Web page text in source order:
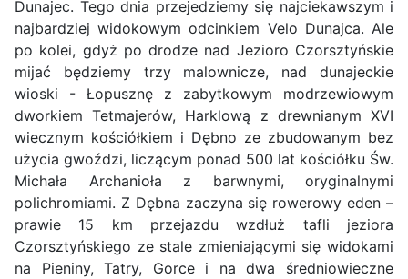
Dunajec. Tego dnia przejedziemy się najciekawszym i
najbardziej widokowym odcinkiem Velo Dunajca. Ale
po kolei, gdyż po drodze nad Jezioro Czorsztyńskie
mijać będziemy trzy malownicze, nad dunajeckie
wioski - Łopusznę z zabytkowym modrzewiowym
dworkiem Tetmajerów, Harklową z drewnianym XVI
wiecznym kościółkiem i Dębno ze zbudowanym bez
użycia gwoździ, liczącym ponad 500 lat kościółku Św.
Michała Archanioła z barwnymi, oryginalnymi
polichromiami. Z Dębna zaczyna się rowerowy eden –
prawie 15 km przejazdu wzdłuż tafli jeziora
Czorsztyńskiego ze stale zmieniającymi się widokami
na Pieniny, Tatry, Gorce i na dwa średniowieczne